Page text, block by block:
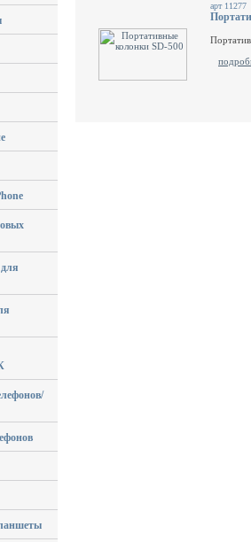
арт 11277